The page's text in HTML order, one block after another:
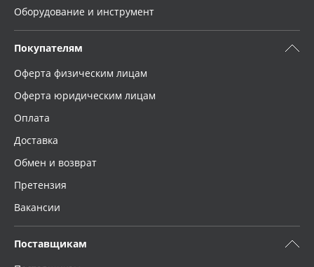
Оборудование и инструмент
Покупателям
Оферта физическим лицам
Оферта юридическим лицам
Оплата
Доставка
Обмен и возврат
Претензия
Вакансии
Поставщикам